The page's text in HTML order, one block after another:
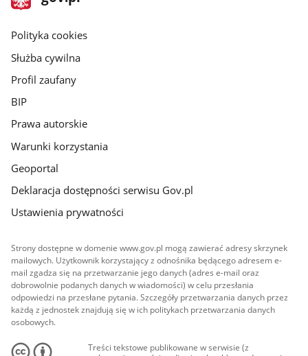
gov.pl
gov.pl
Polityka cookies
Służba cywilna
Profil zaufany
BIP
Prawa autorskie
Warunki korzystania
Geoportal
Deklaracja dostępności serwisu Gov.pl
Ustawienia prywatności
Strony dostępne w domenie www.gov.pl mogą zawierać adresy skrzynek
mailowych. Użytkownik korzystający z odnośnika będącego adresem e-
mail zgadza się na przetwarzanie jego danych (adres e-mail oraz
dobrowolnie podanych danych w wiadomości) w celu przesłania
odpowiedzi na przesłane pytania. Szczegóły przetwarzania danych przez
każdą z jednostek znajdują się w ich politykach przetwarzania danych
osobowych.
Treści tekstowe publikowane w serwisie (z